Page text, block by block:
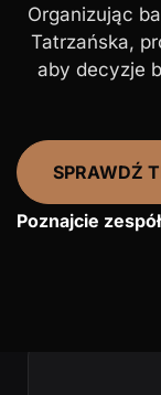
Organizując
Tatrzańska,
aby decyzje
SPRAWDŹ
Poznajcie